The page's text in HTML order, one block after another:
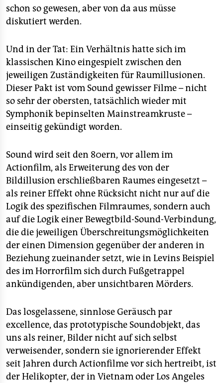
schon so gewesen, aber von da aus müsse
diskutiert werden.
Und in der Tat: Ein Verhältnis hatte sich im
klassischen Kino eingespielt zwischen den
jeweiligen Zuständigkeiten für Raumillusionen.
Dieser Pakt ist vom Sound gewisser Filme – nicht
so sehr der obersten, tatsächlich wieder mit
Symphonik bepinselten Mainstreamkruste –
einseitig gekündigt worden.
Sound wird seit den 80ern, vor allem im
Actionfilm, als Erweiterung des von der
Bildillusion erschließbaren Raumes eingesetzt –
als reiner Effekt ohne Rücksicht nicht nur auf die
Logik des spezifischen Filmraumes, sondern auch
auf die Logik einer Bewegtbild-Sound-Verbindung,
die die jeweiligen Überschreitungsmöglichkeiten
der einen Dimension gegenüber der anderen in
Beziehung zueinander setzt, wie in Levins Beispiel
des im Horrorfilm sich durch Fußgetrappel
ankündigenden, aber unsichtbaren Mörders.
Das losgelassene, sinnlose Geräusch par
excellence, das prototypische Soundobjekt, das
uns als reiner, Bilder nicht auf sich selbst
verweisender, sondern sie ignorierender Effekt
seit Jahren durch Actionfilme vor sich hertreibt, ist
der Helikopter, der in Vietnam oder Los Angeles